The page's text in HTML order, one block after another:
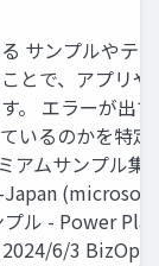
サンプルやテ
とで、アプリ
。 エラーが出
いるのかを特定
ムサンプル集 |
Japan
プル - Power
6/3